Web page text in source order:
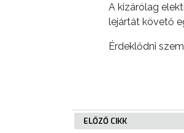
STRATÉGIÁK
KONCEPCIÓK
A kizárólag
lejártát követő
Érdeklődni
ELŐZŐ CIKK